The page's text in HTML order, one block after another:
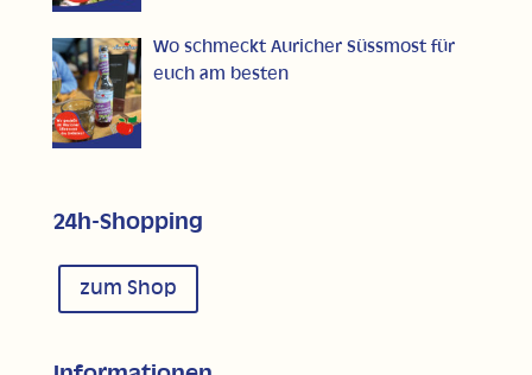
Wo schmeckt Auricher Süssmost für
euch am besten
24h-Shopping
zum Shop